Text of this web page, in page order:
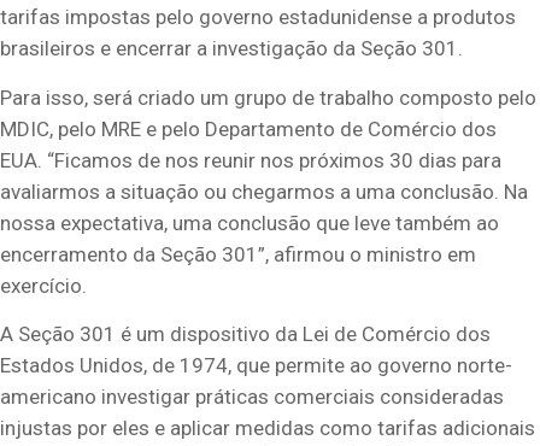
tarifas impostas pelo governo estadunidense a produtos
brasileiros e encerrar a investigação da Seção 301.
Para isso, será criado um grupo de trabalho composto pelo
MDIC, pelo MRE e pelo Departamento de Comércio dos
EUA. “Ficamos de nos reunir nos próximos 30 dias para
avaliarmos a situação ou chegarmos a uma conclusão. Na
nossa expectativa, uma conclusão que leve também ao
encerramento da Seção 301”, afirmou o ministro em
exercício.
A Seção 301 é um dispositivo da Lei de Comércio dos
Estados Unidos, de 1974, que permite ao governo norte-
americano investigar práticas comerciais consideradas
injustas por eles e aplicar medidas como tarifas adicionais